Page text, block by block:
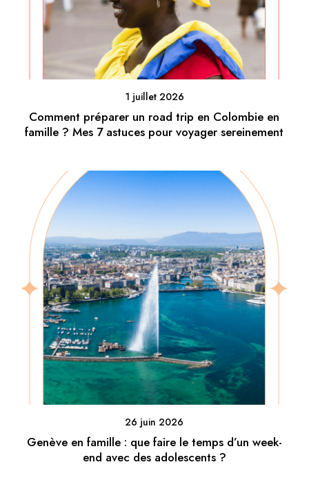
1 juillet 2026
Comment préparer un road trip en Colombie en
famille ? Mes 7 astuces pour voyager sereinement
26 juin 2026
Genève en famille : que faire le temps d’un week-
end avec des adolescents ?